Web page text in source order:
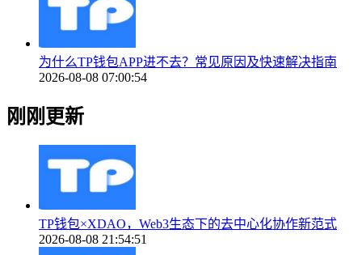
为什么TP钱包APP进不去？常见原因及快速解决指南
2026-08-08 07:00:54
刚刚更新
TP钱包×XDAO，Web3生态下的去中心化协作新范式
2026-08-08 21:54:51